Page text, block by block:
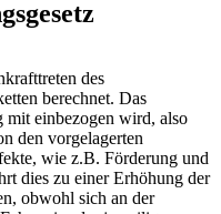
des
berechnet. Das
mit einbezogen wird, also
den vorgelagerten
wie z.B. Förderung und
dies zu einer Erhöhung der
obwohl sich an der